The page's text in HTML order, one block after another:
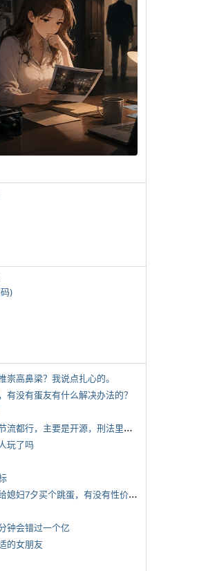
)
高鼻梁？我说点扎心的。
没有蛋友有什么解决办法的？
*
有啥搞钱的路子吗，开源节流都行，主要是开源，刑法里的咱不做
玩了吗
*
想请教有经验的蛋友，想给媳妇7夕买个跳蛋，有没有性价比高的推荐
钟会错过一个亿
的女朋友